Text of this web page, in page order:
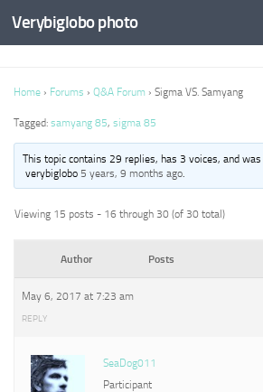
Verybiglobo photo
Home › Forums › Q&A Forum › Sigma VS. Samyang
Tagged: samyang 85, sigma 85
This topic contains 29 replies, has 3 voices, and
verybiglobo 5 years, 9 months ago.
Viewing 15 posts - 16 through 30 (of 30 total)
Author Posts
May 6, 2017 at 7:23 am
REPLY
SeaDog011
Participant